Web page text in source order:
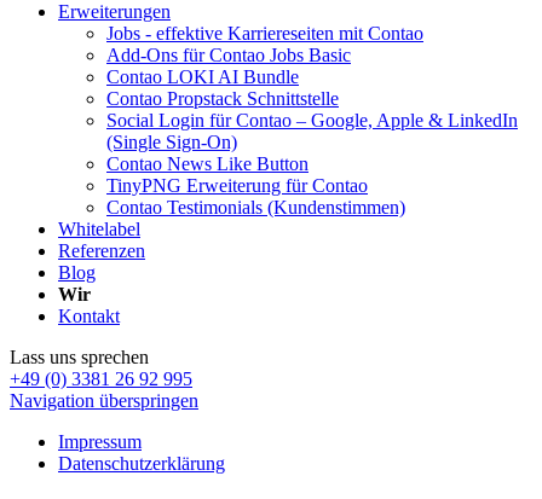
Erweiterungen
Jobs - effektive Karriereseiten mit Contao
Add-Ons für Contao Jobs Basic
Contao LOKI AI Bundle
Contao Propstack Schnittstelle
Social Login für Contao – Google, Apple & LinkedIn
(Single Sign-On)
Contao News Like Button
TinyPNG Erweiterung für Contao
Contao Testimonials (Kundenstimmen)
Whitelabel
Referenzen
Blog
Wir
Kontakt
Lass uns sprechen
+49 (0) 3381 26 92 995
Navigation überspringen
Impressum
Datenschutzerklärung